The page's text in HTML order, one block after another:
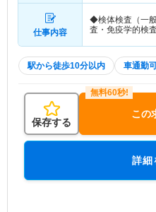
仕事内容
◆検体検査（一
査・免疫学的検
駅から徒歩10分以内 車通勤
保存する
この
詳細